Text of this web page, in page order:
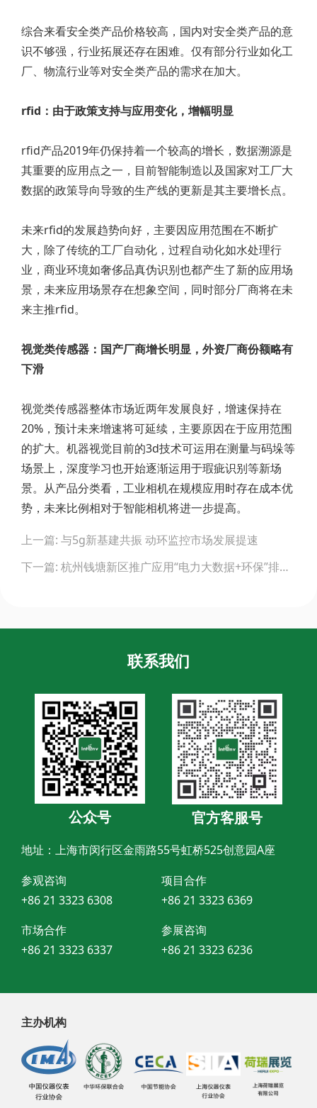
综合来看安全类产品价格较高，国内对安全类产品的意
识不够强，行业拓展还存在困难。仅有部分行业如化工
厂、物流行业等对安全类产品的需求在加大。
rfid：由于政策支持与应用变化，增幅明显
rfid产品2019年仍保持着一个较高的增长，数据溯源是
其重要的应用点之一，目前智能制造以及国家对工厂大
数据的政策导向导致的生产线的更新是其主要增长点。
未来rfid的发展趋势向好，主要因应用范围在不断扩
大，除了传统的工厂自动化，过程自动化如水处理行
业，商业环境如奢侈品真伪识别也都产生了新的应用场
景，未来应用场景存在想象空间，同时部分厂商将在未
来主推rfid。
视觉类传感器：国产厂商增长明显，外资厂商份额略有
下滑
视觉类传感器整体市场近两年发展良好，增速保持在
20%，预计未来增速将可延续，主要原因在于应用范围
的扩大。机器视觉目前的3d技术可运用在测量与码垛等
场景上，深度学习也开始逐渐运用于瑕疵识别等新场
景。从产品分类看，工业相机在规模应用时存在成本优
势，未来比例相对于智能相机将进一步提高。
navigation
上一篇: 与5g新基建共振 动环监控市场发展提速
下一篇: 杭州钱塘新区推广应用“电力大数据+环保”排污监测系统
联系我们
公众号 官方客服号
地址：上海市闵行区金雨路55号虹桥525创意园A座
参观咨询
+86 21 3323 6308
项目合作
+86 21 3323 6369
市场合作
+86 21 3323 6337
参展咨询
+86 21 3323 6236
主办机构